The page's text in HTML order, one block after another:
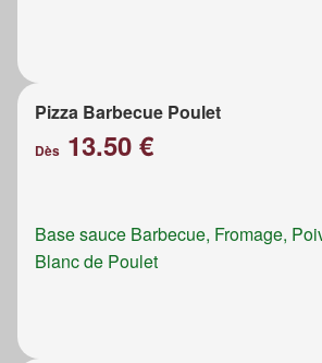
Pizza Barbecue Poulet
Dès 13.50 €
Base sauce Barbecue, Fromage,
Blanc de Poulet